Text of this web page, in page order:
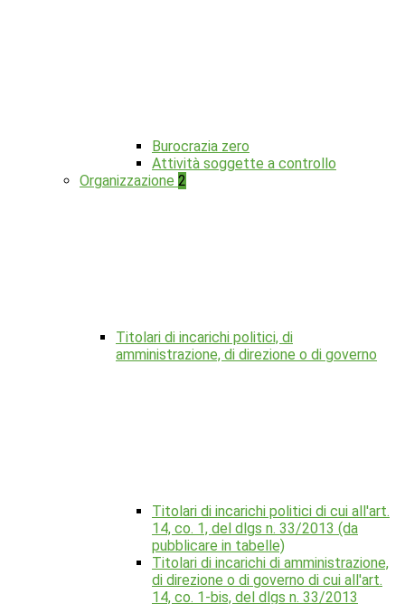
Burocrazia zero
Attività soggette a controllo
Organizzazione 2
Titolari di incarichi politici, di
amministrazione, di direzione o di governo
Titolari di incarichi politici di cui all'art.
14, co. 1, del dlgs n. 33/2013 (da
pubblicare in tabelle)
Titolari di incarichi di amministrazione,
di direzione o di governo di cui all'art.
14, co. 1-bis, del dlgs n. 33/2013